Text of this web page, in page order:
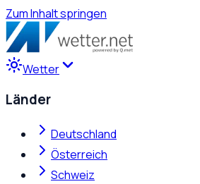
Zum Inhalt springen
Wetter
Länder
Deutschland
Österreich
Schweiz